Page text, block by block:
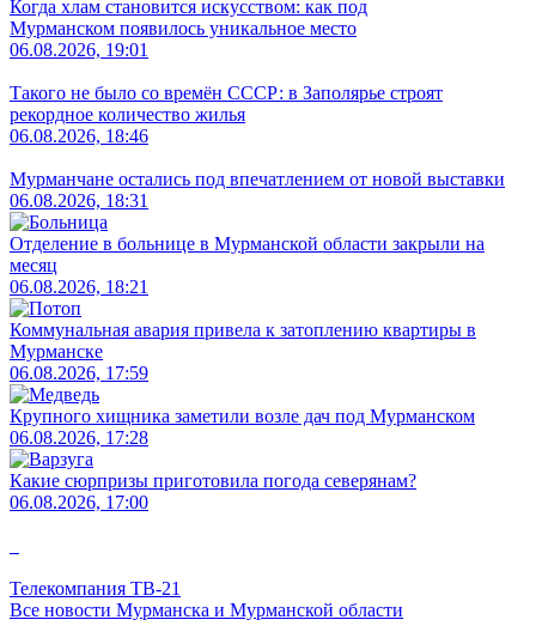
Когда хлам становится искусством: как под
Мурманском появилось уникальное место
06.08.2026, 19:01
Такого не было со времён СССР: в Заполярье строят
рекордное количество жилья
06.08.2026, 18:46
Мурманчане остались под впечатлением от новой выставки
06.08.2026, 18:31
Отделение в больнице в Мурманской области закрыли на
месяц
06.08.2026, 18:21
Коммунальная авария привела к затоплению квартиры в
Мурманске
06.08.2026, 17:59
Крупного хищника заметили возле дач под Мурманском
06.08.2026, 17:28
Какие сюрпризы приготовила погода северянам?
06.08.2026, 17:00
Телекомпания ТВ-21
Все новости Мурманска и Мурманской области